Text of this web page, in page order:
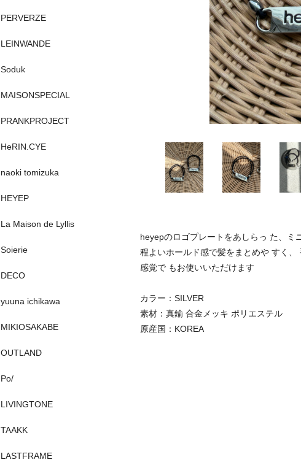
heyepのロゴプレートをあしらっ た、ミ
程よいホールド感で髪をまとめや すく、
感覚で もお使いいただけます
カラー：SILVER
素材：真鍮 合金メッキ ポリエステル
原産国：KOREA
PERVERZE
LEINWANDE
Soduk
MAISONSPECIAL
PRANKPROJECT
HeRIN.CYE
naoki tomizuka
HEYEP
La Maison de Lyllis
Soierie
DECO
yuuna ichikawa
MIKIOSAKABE
OUTLAND
Po/
LIVINGTONE
TAAKK
LASTFRAME